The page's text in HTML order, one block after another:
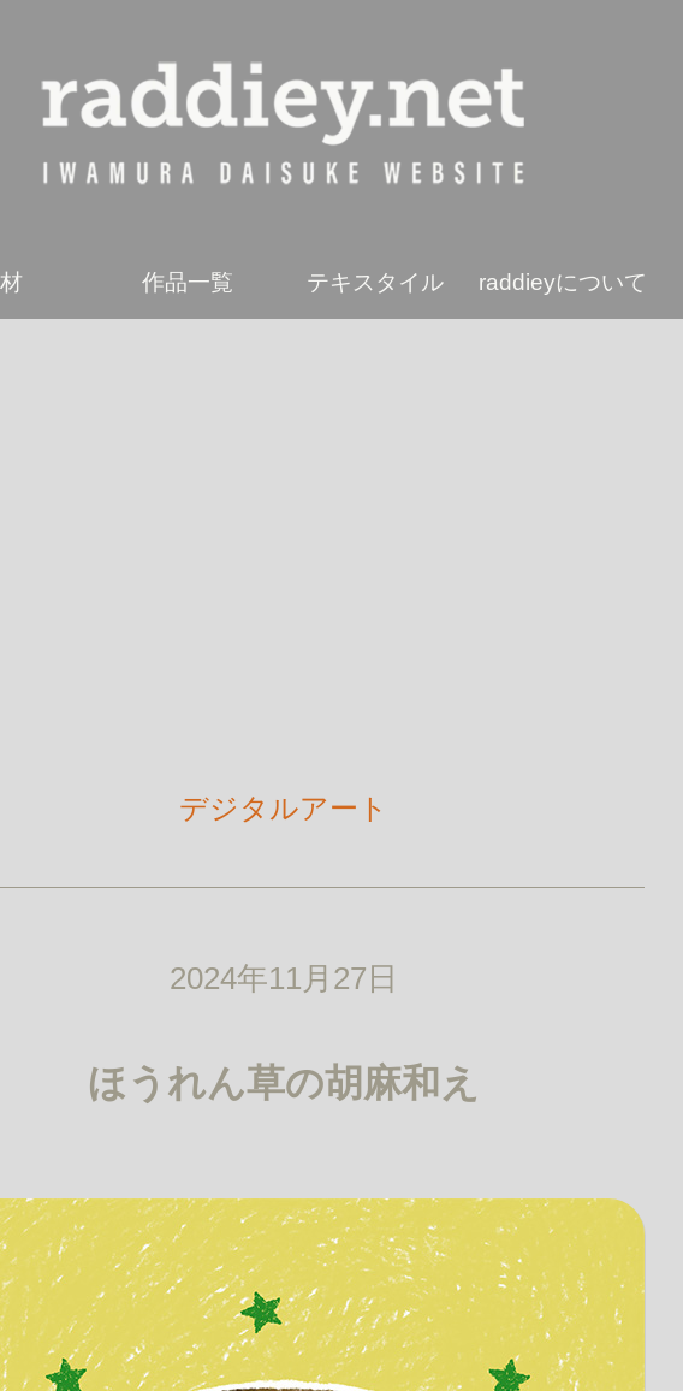
作品一覧 テキスタイル raddieyについて
デジタルアート
2024年11月27日
ほうれん草の胡麻和え